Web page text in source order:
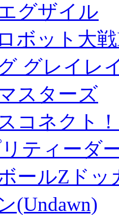
グザイル
ボット大
グレイレ
スターズ
コネクト
ティーダ
ールZド
(Undawn)